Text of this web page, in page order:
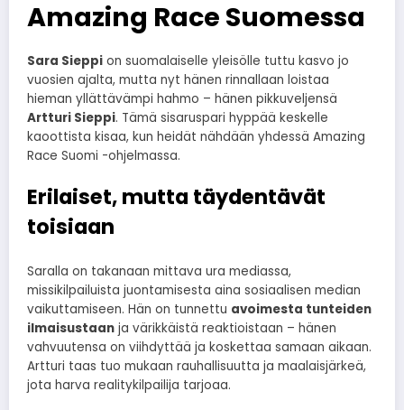
Amazing Race Suomessa
Sara Sieppi on suomalaiselle yleisölle tuttu kasvo jo
vuosien ajalta, mutta nyt hänen rinnallaan loistaa
hieman yllättävämpi hahmo – hänen pikkuveljensä
Artturi Sieppi. Tämä sisaruspari hyppää keskelle
kaoottista kisaa, kun heidät nähdään yhdessä Amazing
Race Suomi -ohjelmassa.
Erilaiset, mutta täydentävät
toisiaan
Saralla on takanaan mittava ura mediassa,
missikilpailuista juontamisesta aina sosiaalisen median
vaikuttamiseen. Hän on tunnettu avoimesta tunteiden
ilmaisustaan ja värikkäistä reaktioistaan – hänen
vahvuutensa on viihdyttää ja koskettaa samaan aikaan.
Artturi taas tuo mukaan rauhallisuutta ja maalaisjärkeä,
jota harva realitykilpailija tarjoaa.